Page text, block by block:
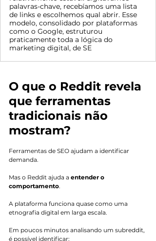
palavras-chave, recebíamos uma lista
de links e escolhemos qual abrir. Esse
modelo, consolidado por plataformas
como o Google, estruturou
praticamente toda a lógica do
marketing digital, de SE
O que o Reddit revela
que ferramentas
tradicionais não
mostram?
Ferramentas de SEO ajudam a identificar
demanda.
Mas o Reddit ajuda a entender o
comportamento.
A plataforma funciona quase como uma
etnografia digital em larga escala.
Em poucos minutos analisando um subreddit,
é possível identificar: